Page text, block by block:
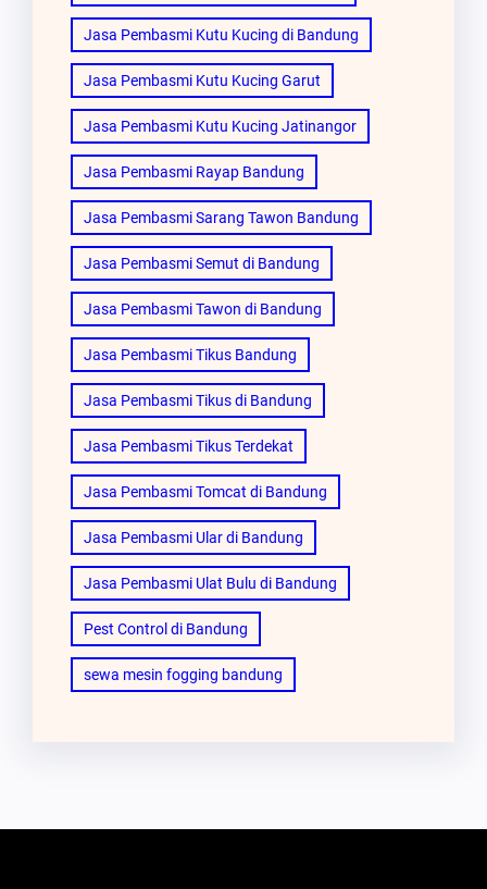
Jasa Pembasmi Kutu Kucing di Bandung
Jasa Pembasmi Kutu Kucing Garut
Jasa Pembasmi Kutu Kucing Jatinangor
Jasa Pembasmi Rayap Bandung
Jasa Pembasmi Sarang Tawon Bandung
Jasa Pembasmi Semut di Bandung
Jasa Pembasmi Tawon di Bandung
Jasa Pembasmi Tikus Bandung
Jasa Pembasmi Tikus di Bandung
Jasa Pembasmi Tikus Terdekat
Jasa Pembasmi Tomcat di Bandung
Jasa Pembasmi Ular di Bandung
Jasa Pembasmi Ulat Bulu di Bandung
Pest Control di Bandung
sewa mesin fogging bandung